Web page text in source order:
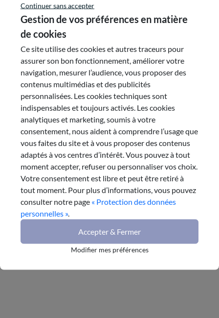
Le COMOP
Le Comité opérationnel assiste le président, qui le
consulte notamment sur l’organisation des travaux du
CESER
Voir
Le Bureau
Le Bureau est l’instance de gouvernance du CESER. Il
est composé de trente-six membres au total
Continuer sans accepter
Gestion de vos préférences en matière
de cookies
Ce site utilise des cookies et autres traceurs pour
assurer son bon fonctionnement, améliorer votre
navigation, mesurer l’audience, vous proposer des
contenus multimédias et des publicités
personnalisées. Les cookies techniques sont
indispensables et toujours activés. Les cookies
analytiques et marketing, soumis à votre
consentement, nous aident à comprendre l’usage que
vous faites du site et à vous proposer des contenus
adaptés à vos centres d’intérêt. Vous pouvez à tout
moment accepter, refuser ou personnaliser vos choix.
Votre consentement est libre et peut être retiré à
tout moment. Pour plus d’informations, vous pouvez
consulter notre page « Protection des données
personnelles ».
Accepter & Fermer
Modifier mes préférences